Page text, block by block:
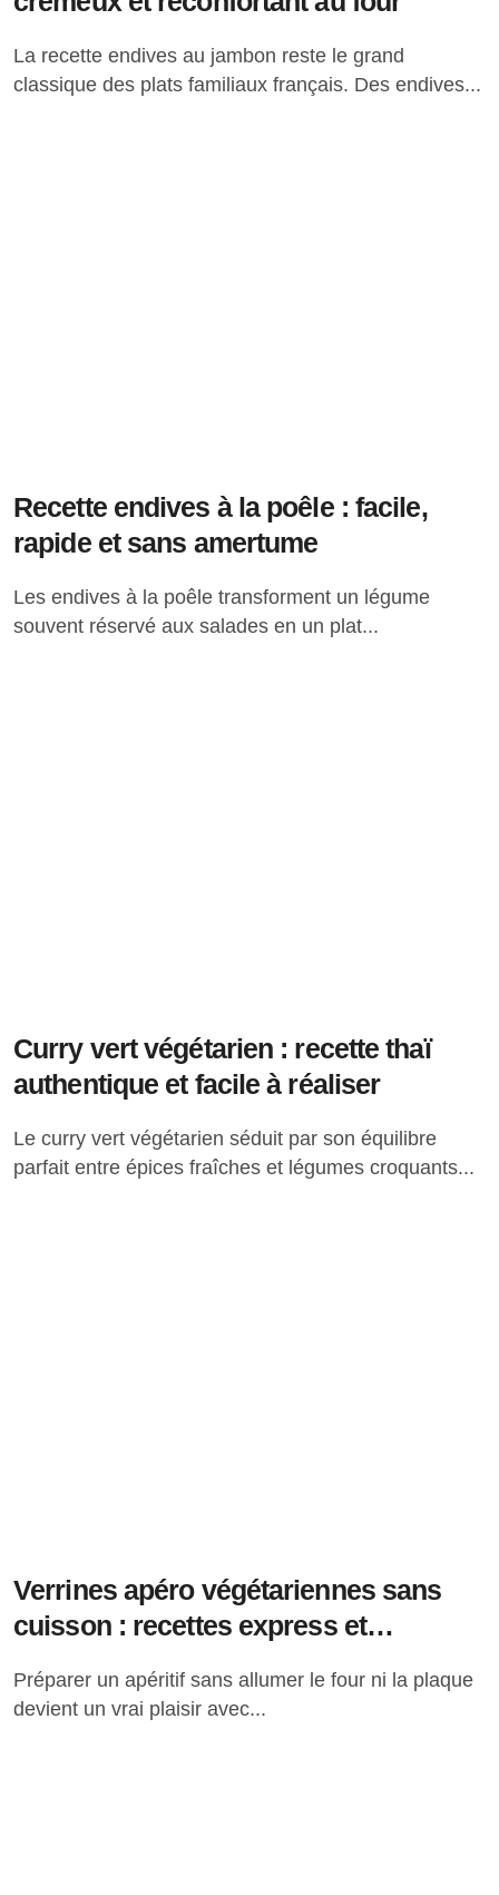
La recette endives au jambon reste le grand
classique des plats familiaux français. Des endives...
Recette endives à la poêle : facile,
rapide et sans amertume
Les endives à la poêle transforment un légume
souvent réservé aux salades en un plat...
Curry vert végétarien : recette thaï
authentique et facile à réaliser
Le curry vert végétarien séduit par son équilibre
parfait entre épices fraîches et légumes croquants...
Verrines apéro végétariennes sans
cuisson : recettes express et
Préparer un apéritif sans allumer le four ni la plaque
devient un vrai plaisir avec...